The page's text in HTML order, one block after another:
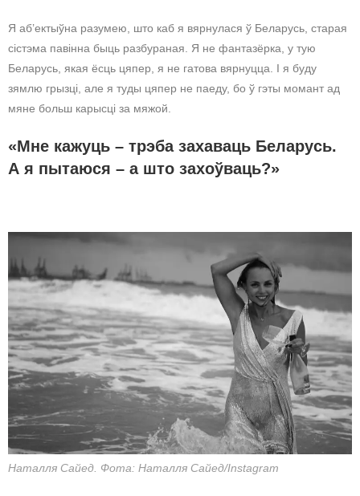
Я аб’ектыўна разумею, што каб я вярнулася ў Беларусь, старая
сістэма павінна быць разбураная. Я не фантазёрка, у тую
Беларусь, якая ёсць цяпер, я не гатова вярнуцца. І я буду
зямлю грызці, але я туды цяпер не паеду, бо ў гэты момант ад
мяне больш карысці за мяжой.
«Мне кажуць – трэба захаваць Беларусь.
А я пытаюся – а што захоўваць?»
Наталля Сайед. Фота: Наталля Сайед/Instagram